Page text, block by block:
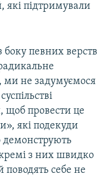
які підтримували
боку певних верств
ми не задумуємося
щоб провести це
які подекуди
демонструють
з них швидко
поводять себе не